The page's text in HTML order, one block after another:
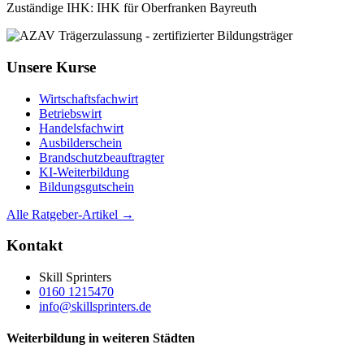
Zuständige IHK: IHK für Oberfranken Bayreuth
Unsere Kurse
Wirtschaftsfachwirt
Betriebswirt
Handelsfachwirt
Ausbilderschein
Brandschutzbeauftragter
KI-Weiterbildung
Bildungsgutschein
Alle Ratgeber-Artikel →
Kontakt
Skill Sprinters
0160 1215470
info@skillsprinters.de
Weiterbildung in weiteren Städten